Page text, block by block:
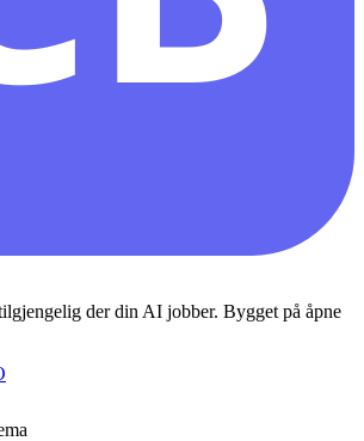
der din AI jobber. Bygget på åpne